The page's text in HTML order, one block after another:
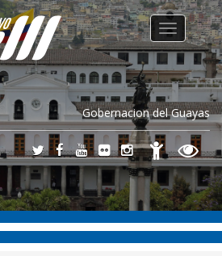
Gobernacion del Guayas
Toggle
navigation